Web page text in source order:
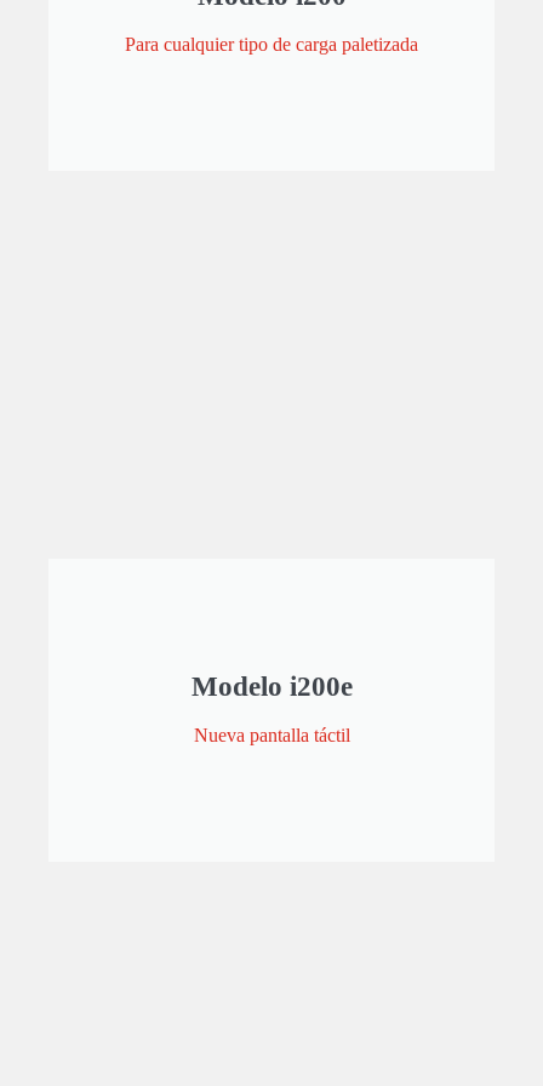
Para cualquier tipo de carga paletizada
Modelo i200e
Nueva pantalla táctil